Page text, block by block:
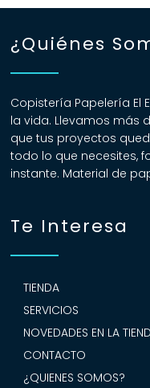
¿Quiénes
Copistería Papelería El
la vida. Llevamos más
que tus proyectos
todo lo que necesites,
instante. Material de
Te Interesa
TIENDA
SERVICIOS
NOVEDADES EN LA
CONTACTO
¿QUIENES SOMOS?